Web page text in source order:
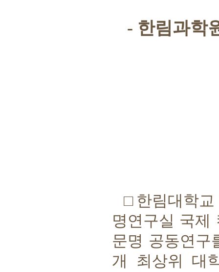
- 한림과학
□ 한림대학
명연구실 국제
문명 공동연구
개 최상위 대